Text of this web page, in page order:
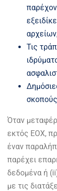
Τις
Όταν
εκτός ΕΟΧ,
έναν
παρέχει
δεδομένα ή
με τις